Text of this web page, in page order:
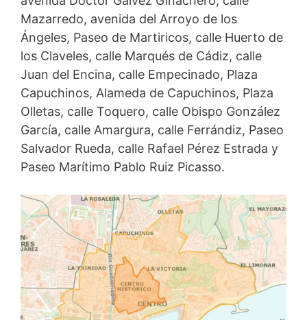
Mazarredo, avenida del Arroyo de los
Ángeles, Paseo de Martiricos, calle Huerto de
los Claveles, calle Marqués de Cádiz, calle
Juan del Encina, calle Empecinado, Plaza
Capuchinos, Alameda de Capuchinos, Plaza
Olletas, calle Toquero, calle Obispo González
García, calle Amargura, calle Ferrándiz, Paseo
Salvador Rueda, calle Rafael Pérez Estrada y
Paseo Marítimo Pablo Ruiz Picasso.